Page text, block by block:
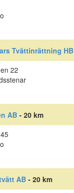
Tvättinrättning HB
22
AB- 20 km
AB - 20 km